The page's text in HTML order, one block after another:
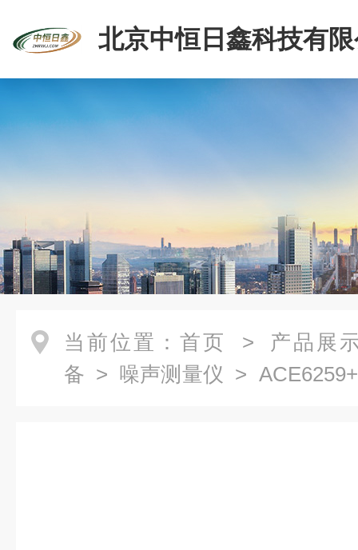
北京中恒日鑫科技有
当前位置： 首页 > 产品展
备 > 噪声测量仪 >